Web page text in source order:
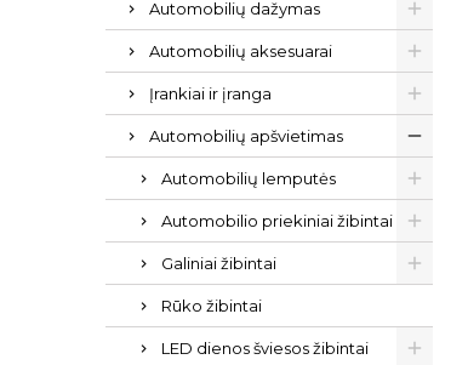
Automobilių dažymas
Automobilių aksesuarai
Įrankiai ir įranga
Automobilių apšvietimas
Automobilių lemputės
Automobilio priekiniai žibintai
Galiniai žibintai
Rūko žibintai
LED dienos šviesos žibintai